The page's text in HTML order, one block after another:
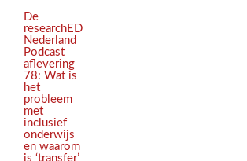
De
researchED
Nederland
Podcast
aflevering
78: Wat is
het
probleem
met
inclusief
onderwijs
en waarom
is ‘transfer’